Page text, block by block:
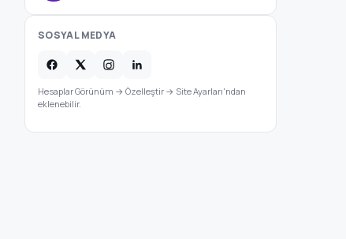
SOSYAL MEDYA
Hesaplar Görünüm → Özelleştir → Site Ayarları'ndan
eklenebilir.